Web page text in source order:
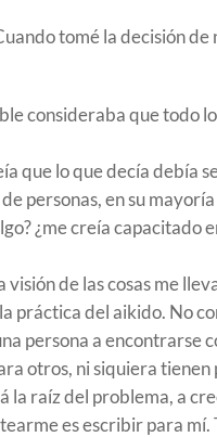
tomé la decisión
consideraba que todo
que lo que decía debía
personas, en su
¿me creía capacitado
de las cosas me
práctica del aikido. No
persona a encontrarse
otros, ni siquiera tienen
la raíz del problema, a
es escribir para